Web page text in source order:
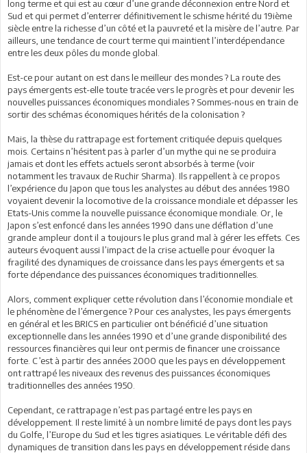
long terme et qui est au cœur d’une grande déconnexion entre Nord et
Sud et qui permet d’enterrer définitivement le schisme hérité du 19ième
siècle entre la richesse d’un côté et la pauvreté et la misère de l’autre. Par
ailleurs, une tendance de court terme qui maintient l’interdépendance
entre les deux pôles du monde global.
Est-ce pour autant on est dans le meilleur des mondes ? La route des
pays émergents est-elle toute tracée vers le progrès et pour devenir les
nouvelles puissances économiques mondiales ? Sommes-nous en train de
sortir des schémas économiques hérités de la colonisation ?
Mais, la thèse du rattrapage est fortement critiquée depuis quelques
mois. Certains n’hésitent pas à parler d’un mythe qui ne se produira
jamais et dont les effets actuels seront absorbés à terme (voir
notamment les travaux de Ruchir Sharma). Ils rappellent à ce propos
l’expérience du Japon que tous les analystes au début des années 1980
voyaient devenir la locomotive de la croissance mondiale et dépasser les
Etats-Unis comme la nouvelle puissance économique mondiale. Or, le
Japon s’est enfoncé dans les années 1990 dans une déflation d’une
grande ampleur dont il a toujours le plus grand mal à gérer les effets. Ces
auteurs évoquent aussi l’impact de la crise actuelle pour évoquer la
fragilité des dynamiques de croissance dans les pays émergents et sa
forte dépendance des puissances économiques traditionnelles.
Alors, comment expliquer cette révolution dans l’économie mondiale et
le phénomène de l’émergence ? Pour ces analystes, les pays émergents
en général et les BRICS en particulier ont bénéficié d’une situation
exceptionnelle dans les années 1990 et d’une grande disponibilité des
ressources financières qui leur ont permis de financer une croissance
forte. C’est à partir des années 2000 que les pays en développement
ont rattrapé les niveaux des revenus des puissances économiques
traditionnelles des années 1950.
Cependant, ce rattrapage n’est pas partagé entre les pays en
développement. Il reste limité à un nombre limité de pays dont les pays
du Golfe, l’Europe du Sud et les tigres asiatiques. Le véritable défi des
dynamiques de transition dans les pays en développement réside dans